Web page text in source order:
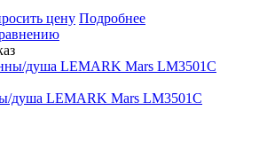
цену Подробнее
душа LEMARK Mars LM3501C